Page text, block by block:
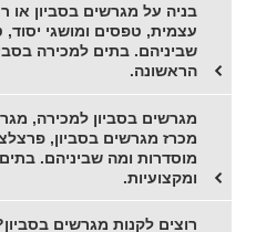
בניה על מגרשים בסביון או
שביניהם. בתים למכירה
הראשונה.
מגרשים בסביון למכירה,
מכרז מגרשים בסביון,
מוסדרות ומה שביניהם.
ומקצועיות.
רוצים לקנות מגרשים